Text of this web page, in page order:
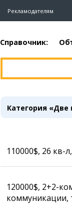
Рекламодателям
Новости
Караганды
Рассылка новостей
Блогер «ЕШКА»
Справочник:
Категория «Две
110000$, 26 кв-
120000$, 2+2-
коммуникации,